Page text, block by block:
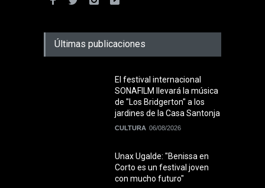
Últimas publicaciones
El festival internacional
SONAFILM llevará la música
de "Los Bridgerton" a los
jardines de la Casa Santonja
CULTURA 06/08/2026
Unax Ugalde: "Benissa en
Corto es un festival joven
con mucho futuro"